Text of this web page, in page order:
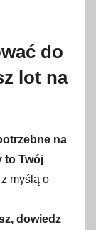
do
lot na
na
to Twój
myślą o
dowiedz